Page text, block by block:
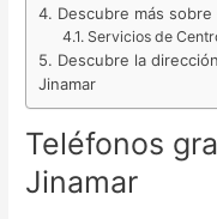
Descubre más
Servicios de
Descubre la
Jinamar
Teléfonos
Jinamar